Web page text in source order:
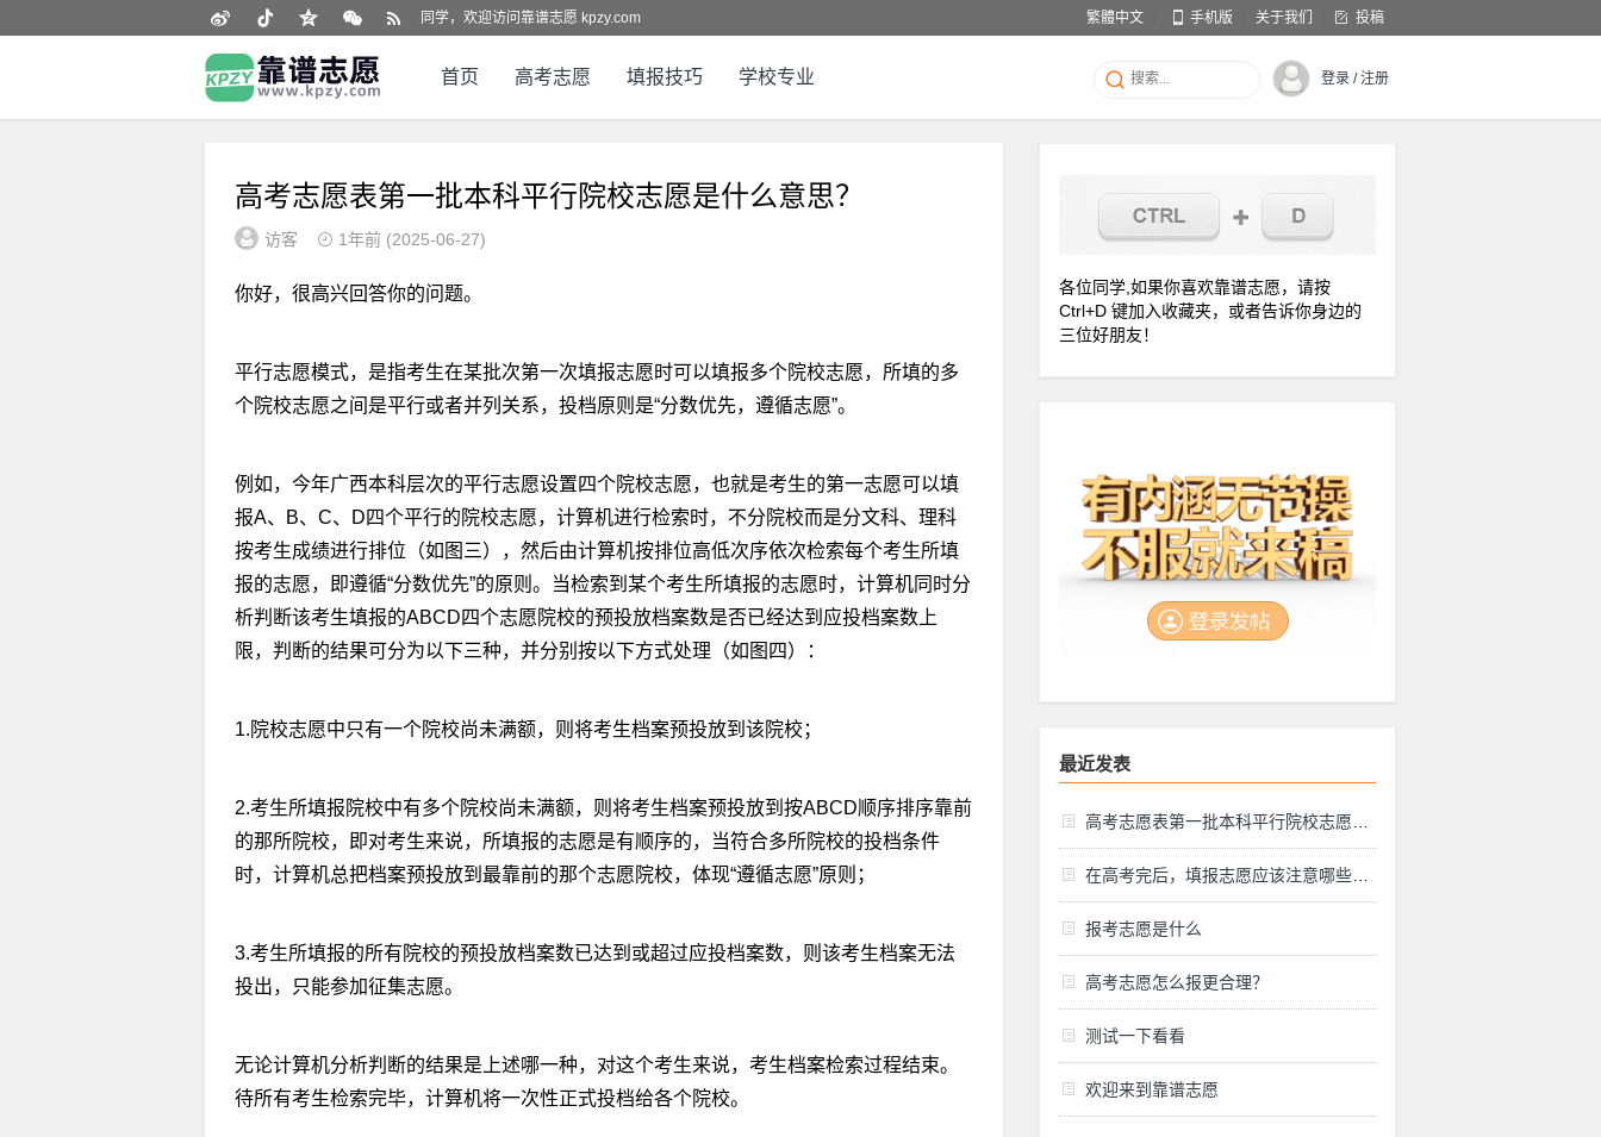
同学，欢迎访问靠谱志愿 kpzy.com 繁體中文 手机版 关于我们 投稿
首页 高考志愿 填报技巧 学校专业 登录 / 注册
高考志愿表第一批本科平行院校志愿是什么意思？
访客 1年前 (2025-06-27)
你好，很高兴回答你的问题。
平行志愿模式，是指考生在某批次第一次填报志愿时可以填报多个院校志愿，所填的多
个院校志愿之间是平行或者并列关系，投档原则是“分数优先，遵循志愿”。
例如，今年广西本科层次的平行志愿设置四个院校志愿，也就是考生的第一志愿可以填
报A、B、C、D四个平行的院校志愿，计算机进行检索时，不分院校而是分文科、理科
按考生成绩进行排位（如图三），然后由计算机按排位高低次序依次检索每个考生所填
报的志愿，即遵循“分数优先”的原则。当检索到某个考生所填报的志愿时，计算机同时分
析判断该考生填报的ABCD四个志愿院校的预投放档案数是否已经达到应投档案数上
限，判断的结果可分为以下三种，并分别按以下方式处理（如图四）：
1.院校志愿中只有一个院校尚未满额，则将考生档案预投放到该院校；
2.考生所填报院校中有多个院校尚未满额，则将考生档案预投放到按ABCD顺序排序靠前
的那所院校，即对考生来说，所填报的志愿是有顺序的，当符合多所院校的投档条件
时，计算机总把档案预投放到最靠前的那个志愿院校，体现“遵循志愿”原则；
3.考生所填报的所有院校的预投放档案数已达到或超过应投档案数，则该考生档案无法
投出，只能参加征集志愿。
无论计算机分析判断的结果是上述哪一种，对这个考生来说，考生档案检索过程结束。
待所有考生检索完毕，计算机将一次性正式投档给各个院校。
各位同学,如果你喜欢靠谱志愿，请按
Ctrl+D 键加入收藏夹，或者告诉你身边的
三位好朋友！
最近发表
高考志愿表第一批本科平行院校志愿是什么意思？
在高考完后，填报志愿应该注意哪些方面？
报考志愿是什么
高考志愿怎么报更合理？
测试一下看看
欢迎来到靠谱志愿